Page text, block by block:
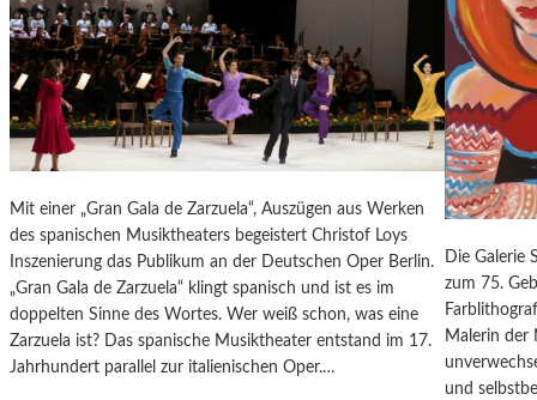
E
R
K
R
I
I
K
–
A
U
S
B
L
I
I
N
B
E
L
N
–
A
U
S
S
Mit einer „Gran Gala de Zarzuela“, Auszügen aus Werken
des spanischen Musiktheaters begeistert Christof Loys
Inszenierung das Publikum an der Deutschen Oper Berlin.
„Gran Gala de Zarzuela“ klingt spanisch und ist es im
doppelten Sinne des Wortes. Wer weiß schon, was eine
Zarzuela ist? Das spanische Musiktheater entstand im 17.
Jahrhundert parallel zur italienischen Oper.…
Die Galerie
zum 75.
Malerin der
und